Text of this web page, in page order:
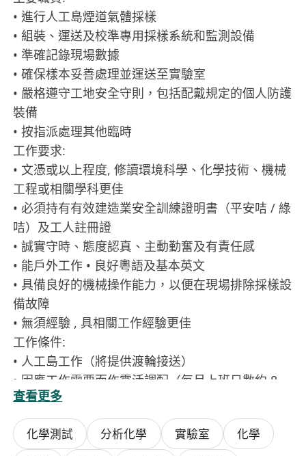
• 進行人工島煙道氣體採樣
• 組裝、運送及校準專用採樣系統和監測設備
• 準確記錄現場數據
• 確保樣本妥善處理並運送至實驗室
• 嚴格遵守工地安全守則，包括配戴規定的個人防護
裝備
• 按指派處理其他臨時
工作要求:
• 文憑或以上程度, 修讀環境科學、化學技術、機械
工程或相關學科更佳
• 必須持有有效建造業安全訓練證明書（平安咭 / 綠
咭）及工人註冊證
• 誠實守時、態度認真、主動勤奮及有責任感
• 能戶外工作 • 良好粵語及基本英文
• 具備良好的機械操作能力，以便在現場排除採樣設
備故障
• 無須經驗 , 具相關工作經驗更佳
工作條件:
• 人工島工作（將提供渡輪接送）
• 因應工作需要而作靈活調配（每月上班日數約 8–
13 天，每天約 8–12 小時）
• 會提供安全帽及其他必要的安全防護裝備
查看更多
化學測試 分析化學 實驗室
化學